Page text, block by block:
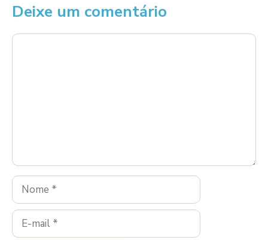
Deixe um comentário
Comentário
Nome
E-
mail